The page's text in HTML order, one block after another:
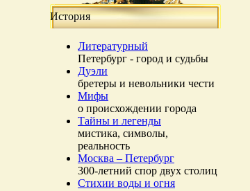
История
Литературный
Петербург - город и судьбы
Дуэли
бретеры и невольники чести
Мифы
о происхождении города
Тайны и легенды
мистика, символы,
реальность
Москва – Петербург
300-летний спор двух столиц
Стихии воды и огня